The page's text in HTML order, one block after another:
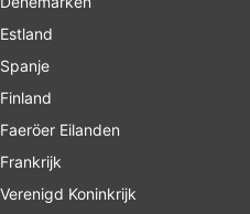
Estland
Spanje
Finland
Faeröer Eilanden
Frankrijk
Verenigd Koninkrijk